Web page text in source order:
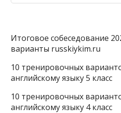
Итоговое собеседование
варианты russkiykim.ru
10 тренировочных
английскому языку 5 класс
10 тренировочных
английскому языку 4 класс